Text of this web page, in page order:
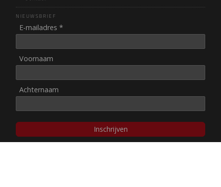
NIEUWSBRIEF
E-mailadres *
Voornaam
Achternaam
Inschrijven